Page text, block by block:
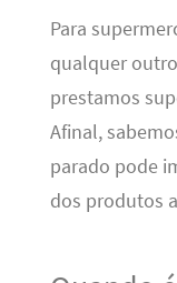
Para
qualquer
prestamos
Afinal,
parado pode
dos produtos